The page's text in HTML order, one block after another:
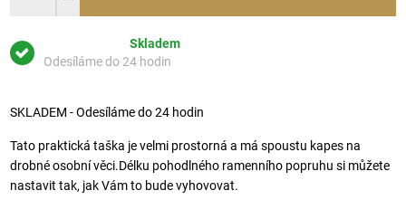
Skladem
Odesíláme do 24 hodin
SKLADEM - Odesíláme do 24 hodin
Tato praktická taška je velmi prostorná a má spoustu kapes na
drobné osobní věci.Délku pohodlného ramenního popruhu si můžete
nastavit tak, jak Vám to bude vyhovovat.